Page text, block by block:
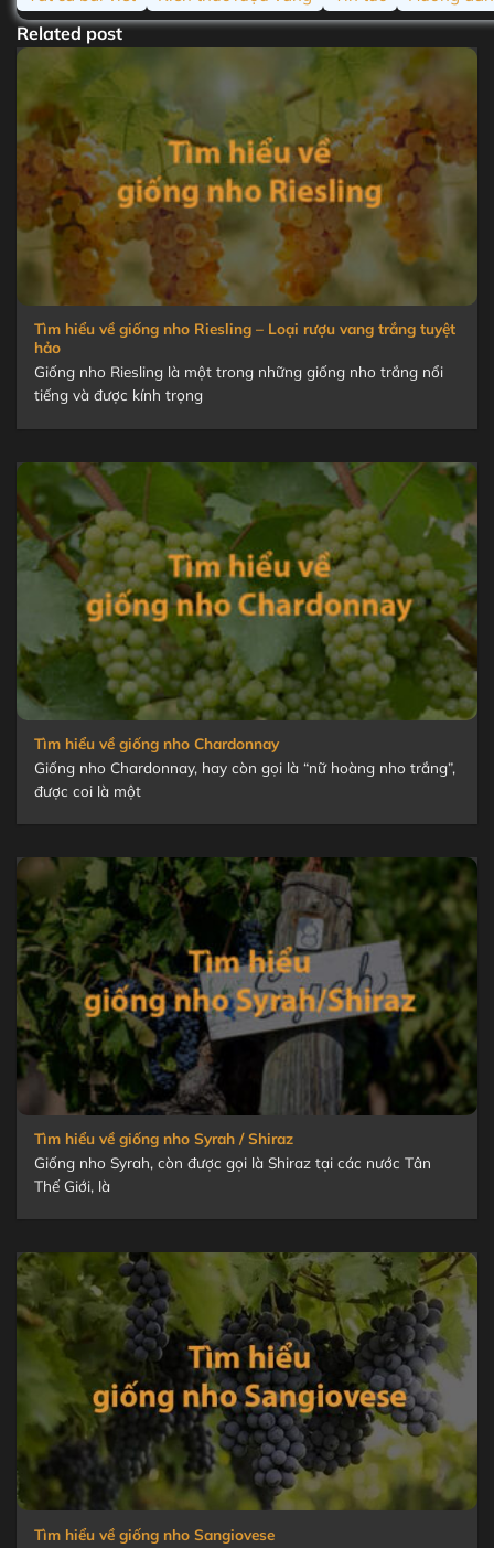
Related post
Tìm hiểu về giống nho Riesling – Loại rượu vang trắng tuyệt
hảo
Giống nho Riesling là một trong những giống nho trắng nổi
tiếng và được kính trọng
Tìm hiểu về giống nho Chardonnay
Giống nho Chardonnay, hay còn gọi là “nữ hoàng nho trắng”,
được coi là một
Tìm hiểu về giống nho Syrah / Shiraz
Giống nho Syrah, còn được gọi là Shiraz tại các nước Tân
Thế Giới, là
Tìm hiểu về giống nho Sangiovese